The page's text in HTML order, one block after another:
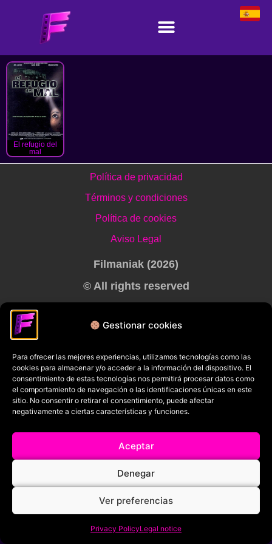
Gestionar cookies
Para ofrecer las mejores experiencias, utilizamos tecnologías como las
cookies para almacenar y/o acceder a la información del dispositivo. El
consentimiento de estas tecnologías nos permitirá procesar datos como
el comportamiento de navegación o las identificaciones únicas en este
sitio. No consentir o retirar el consentimiento, puede afectar
negativamente a ciertas características y funciones.
Aceptar
Denegar
Ver preferencias
Privacy PolicyLegal notice
El refugio del
mal
Política de privacidad
Términos y condiciones
Política de cookies
Aviso Legal
Filmaniak (2026)
© All rights reserved